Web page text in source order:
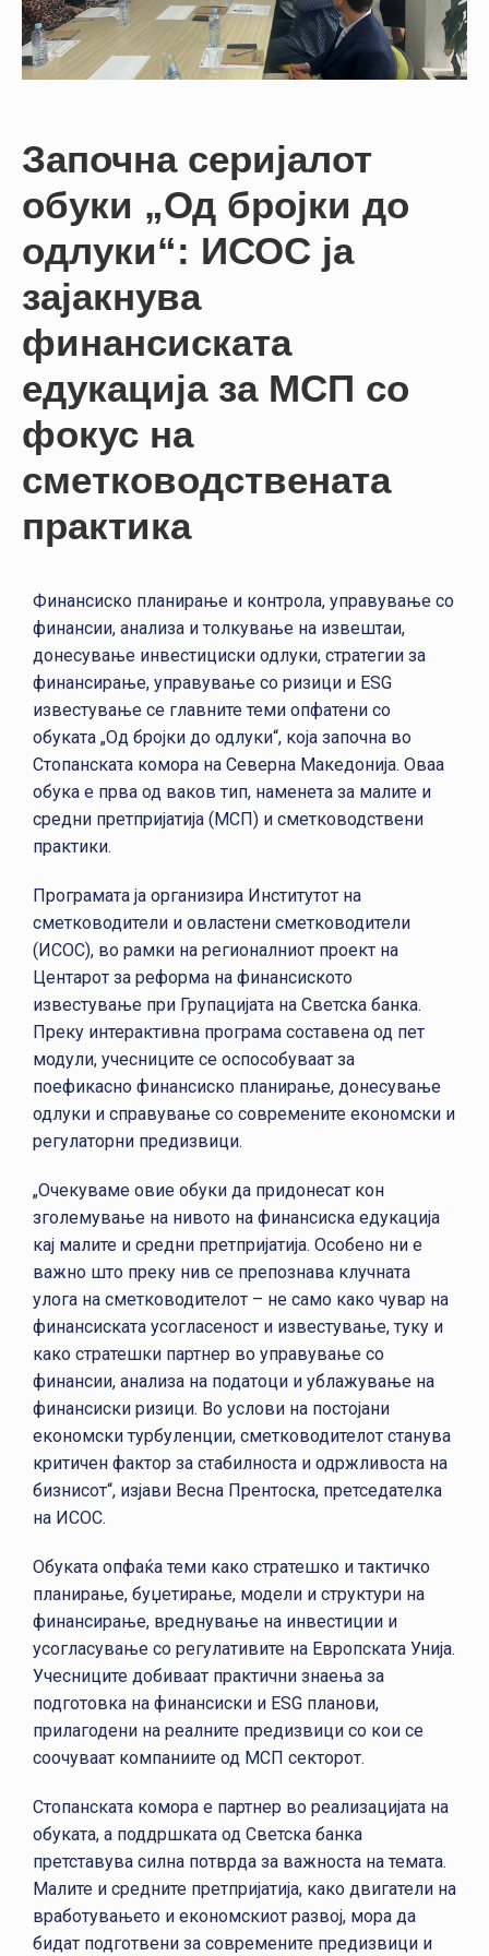
НАСТАНИ
КОНТАКТ
ЧЛЕНОВИ
АЖУРИРАЈ
Започна серијалот
обуки „Од бројки до
одлуки“: ИСОС ја
зајакнува
финансиската
едукација за МСП со
фокус на
сметководствената
практика
Финансиско планирање и контрола, управување со
финансии, анализа и толкување на извештаи,
донесување инвестициски одлуки, стратегии за
финансирање, управување со ризици и ESG
известување се главните теми опфатени со
обуката „Од бројки до одлуки“, која започна во
Стопанската комора на Северна Македонија. Оваа
обука е прва од ваков тип, наменета за малите и
средни претпријатија (МСП) и сметководствени
практики.
Програмата ја организира Институтот на
сметководители и овластени сметководители
(ИСОС), во рамки на регионалниот проект на
Центарот за реформа на финансиското
известување при Групацијата на Светска банка.
Преку интерактивна програма составена од пет
модули, учесниците се оспособуваат за
поефикасно финансиско планирање, донесување
одлуки и справување со современите економски и
регулаторни предизвици.
„Очекуваме овие обуки да придонесат кон
зголемување на нивото на финансиска едукација
кај малите и средни претпријатија. Особено ни е
важно што преку нив се препознава клучната
улога на сметководителот – не само како чувар на
финансиската усогласеност и известување, туку и
како стратешки партнер во управување со
финансии, анализа на податоци и ублажување на
финансиски ризици. Во услови на постојани
економски турбуленции, сметководителот станува
критичен фактор за стабилноста и одржливоста на
бизнисот“, изјави Весна Прентоска, претседателка
на ИСОС.
Обуката опфаќа теми како стратешко и тактичко
планирање, буџетирање, модели и структури на
финансирање, вреднување на инвестиции и
усогласување со регулативите на Европската Унија.
Учесниците добиваат практични знаења за
подготовка на финансиски и ESG планови,
прилагодени на реалните предизвици со кои се
соочуваат компаниите од МСП секторот.
Стопанската комора е партнер во реализацијата на
обуката, а поддршката од Светска банка
претставува силна потврда за важноста на темата.
Малите и средните претпријатија, како двигатели на
вработувањето и економскиот развој, мора да
бидат подготвени за современите предизвици и